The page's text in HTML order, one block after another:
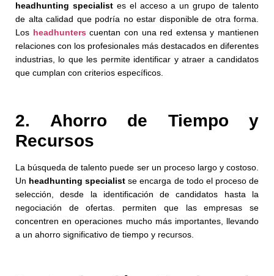
headhunting specialistes el acceso a un grupo de talento
de alta calidad que podría no estar disponible de otra forma.
Los headhunters cuentan con una red extensa y mantienen
relaciones con los profesionales más destacados en diferentes
industrias, lo que les permite identificar y atraer a candidatos
que cumplan con criterios específicos.
2. Ahorro de Tiempo y
Recursos
La búsqueda de talento puede ser un proceso largo y costoso.
Un headhunting specialist se encarga de todo el proceso de
selección, desde la identificación de candidatos hasta la
negociación de ofertas. permiten que las empresas se
concentren en operaciones mucho más importantes, llevando
a un ahorro significativo de tiempo y recursos.